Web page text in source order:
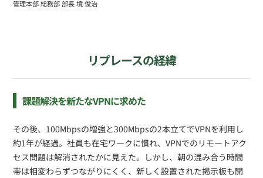
管理本部 総務部 部長 境 俊治
リプレースの経緯
課題解決を新たなVPNに求めた
その後、100Mbpsの増強と300Mbpsの2本立てでVPNを利用し
約1年が経過。社員も在宅ワークに慣れ、VPNでのリモートアク
セス問題は解消されたかに見えた。しかし、朝の混み合う時間
帯は相変わらずつながりにくく、新しく設置された掲示板も開